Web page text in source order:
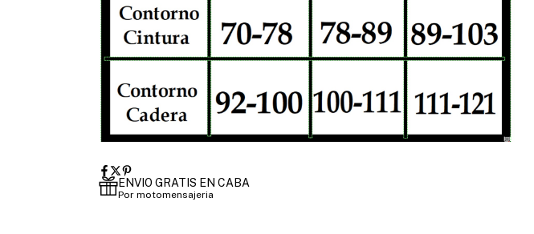
ENVIO GRATIS EN CABA
Por motomensajeria